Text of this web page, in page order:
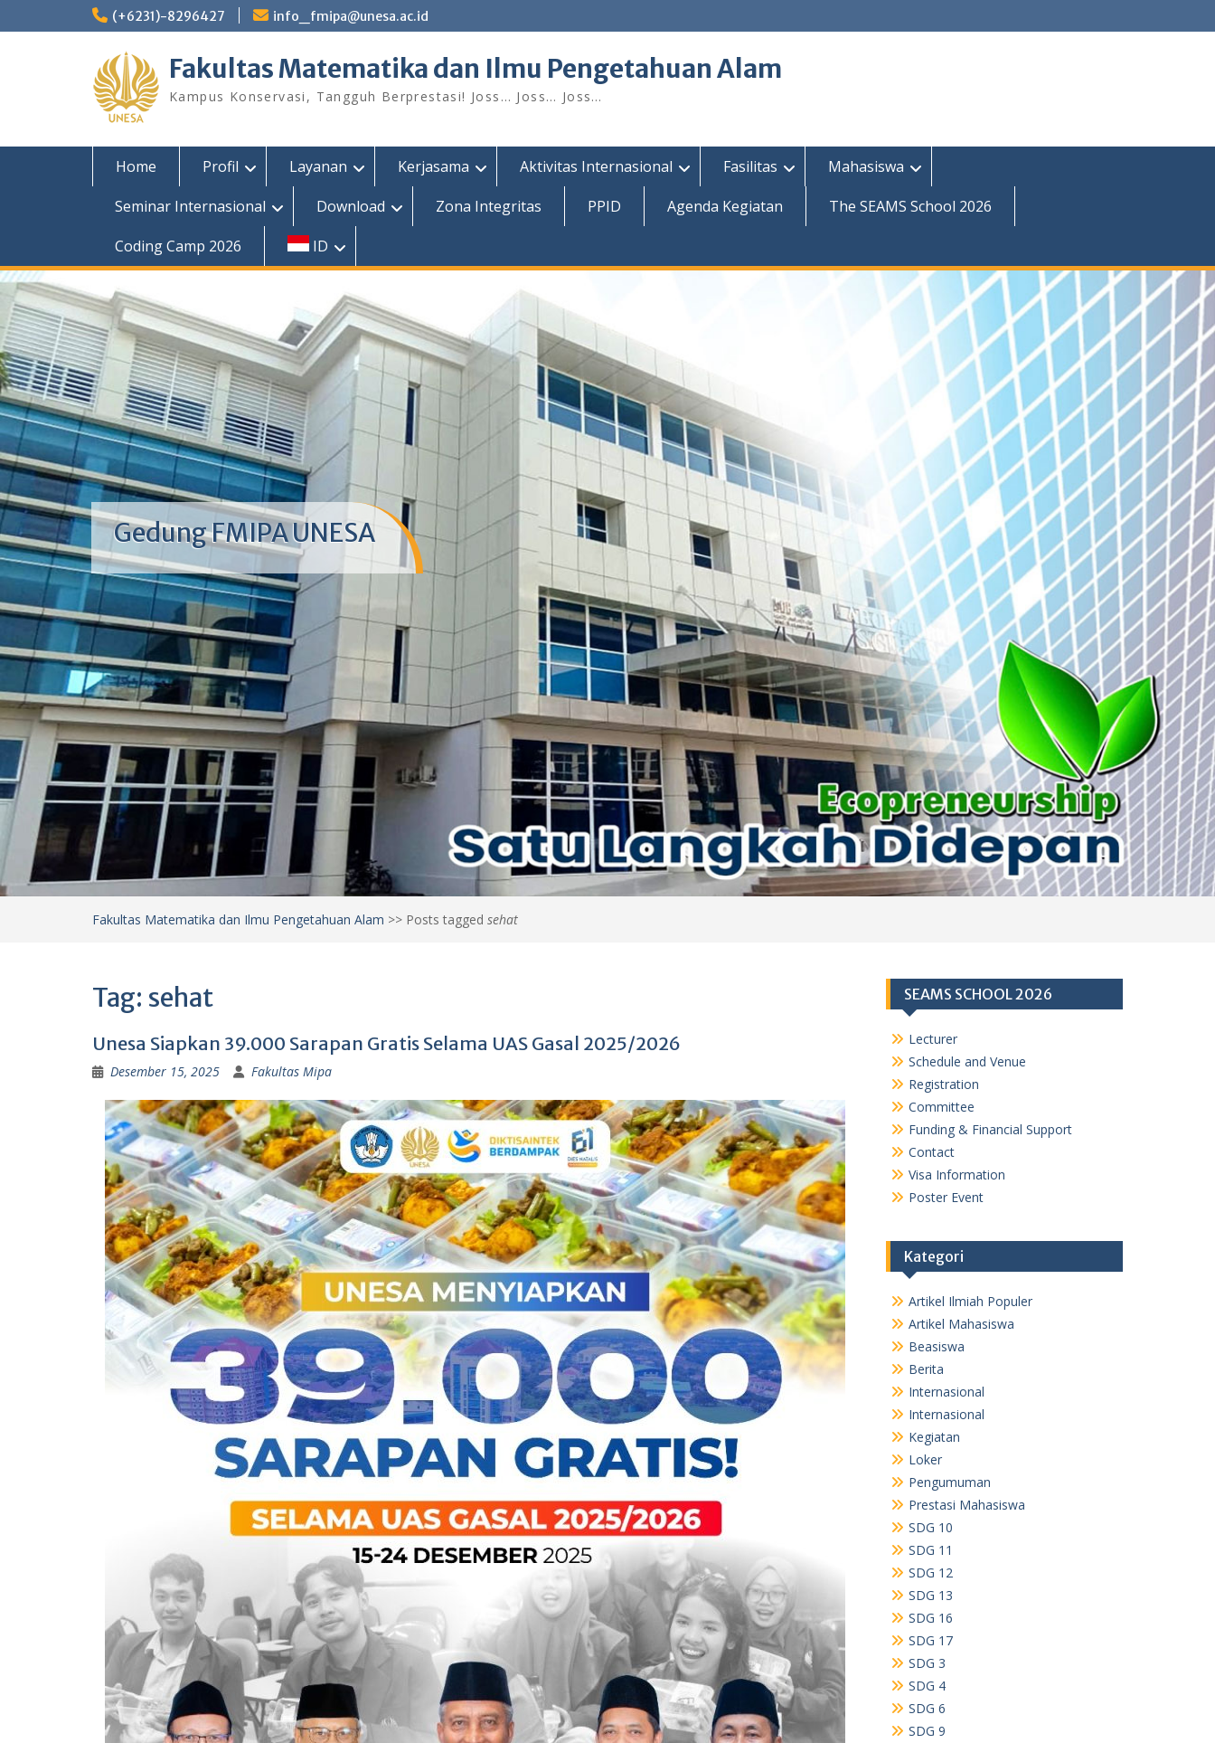
to
(+6231)-8296427 info_fmipa@unesa.ac.id
Fakultas Matematika dan Ilmu Pengetahuan Alam
Kampus Konservasi, Tangguh Berprestasi! Joss… Joss… Joss…
Home Profil Layanan Kerjasama Aktivitas Internasional Fasilitas
Mahasiswa
Seminar Internasional
Download Zona Integritas PPID Agenda Kegiatan
The SEAMS School 2026
Coding Camp 2026
ID
Gedung FMIPA UNESA
Fakultas Matematika dan Ilmu Pengetahuan Alam >> Posts tagged sehat
Tag: sehat
Unesa Siapkan 39.000 Sarapan Gratis Selama UAS Gasal 2025/2026
Desember 15, 2025 Fakultas Mipa
SEAMS SCHOOL 2026
Lecturer
Schedule and Venue
Registration
Committee
Funding & Financial Support
Contact
Visa Information
Poster Event
Kategori
Artikel Ilmiah Populer
Artikel Mahasiswa
Beasiswa
Berita
Internasional
Internasional
Kegiatan
Loker
Pengumuman
Prestasi Mahasiswa
SDG 10
SDG 11
SDG 12
SDG 13
SDG 16
SDG 17
SDG 3
SDG 4
SDG 6
SDG 9